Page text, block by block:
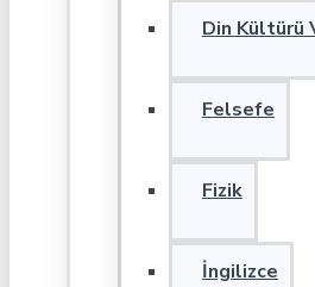
Din Kültürü
Felsefe
Fizik
İngilizce